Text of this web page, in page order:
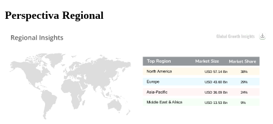
Perspectiva Regional
9%
USD 13.53 Bn
24%
USD 36.09 Bn
29%
USD 43.60 Bn
38%
USD 57.14 Bn